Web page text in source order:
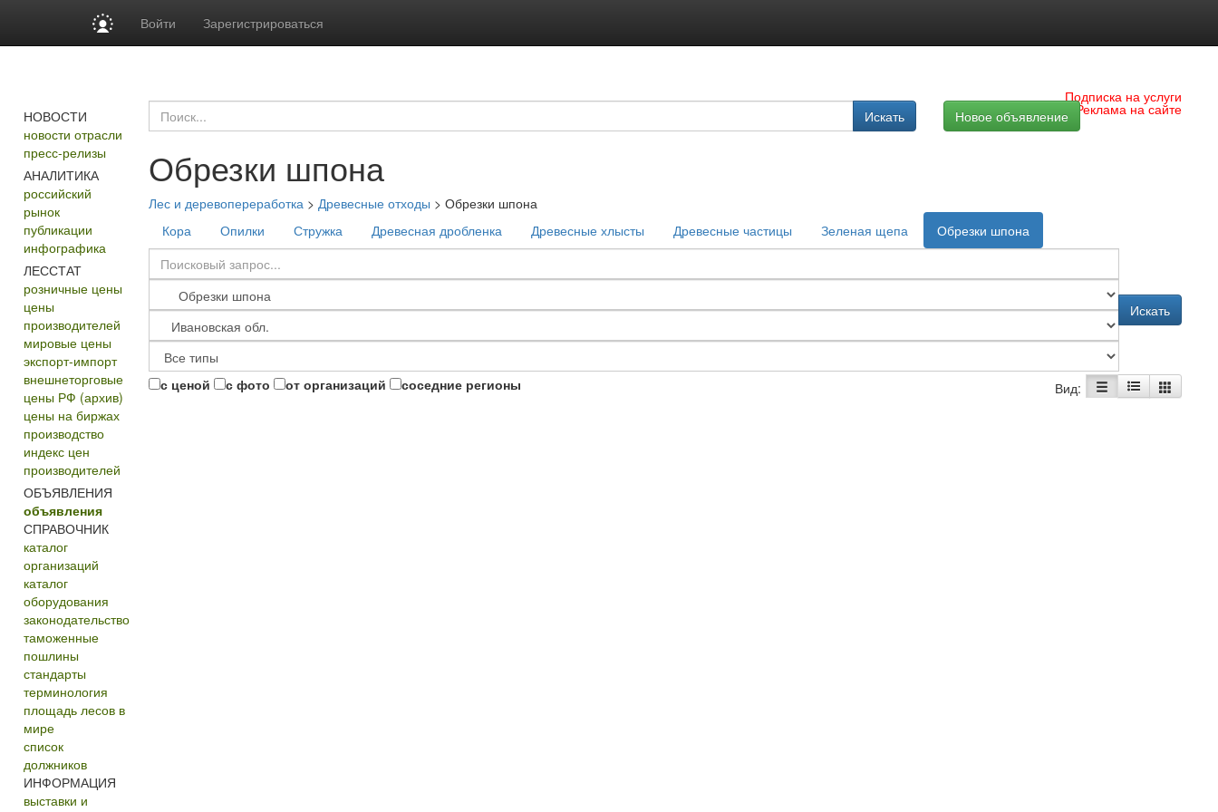
Войти Зарегистрироваться
НОВОСТИ
новости отрасли
пресс-релизы
АНАЛИТИКА
российский
рынок
публикации
инфографика
ЛЕССТАТ
розничные цены
цены
производителей
мировые цены
экспорт-импорт
внешнеторговые
цены РФ (архив)
цены на биржах
производство
индекс цен
производителей
ОБЪЯВЛЕНИЯ
объявления
СПРАВОЧНИК
каталог
организаций
каталог
оборудования
законодательство
таможенные
пошлины
стандарты
терминология
площадь лесов в
мире
список
должников
ИНФОРМАЦИЯ
выставки и
Подписка на услуги
Реклама на сайте
Искать Новое объявление
Обрезки шпона
Лес и деревопереработка> Древесные отходы > Обрезки шпона
Кора
Опилки Стружка Древесная дробленка Древесные хлысты Древесные частицы Зеленая щепа Обрезки шпона
Искать
с ценой с фото от организаций соседние регионы Вид: